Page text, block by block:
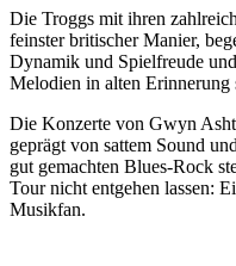
Die Troggs mit ihren
feinster britischer Manier,
Dynamik und Spielfreude
Melodien in alten Erinnerung
Die Konzerte von Gwyn
geprägt von sattem Sound
gut gemachten Blues-Rock
Tour nicht entgehen lassen:
Musikfan.